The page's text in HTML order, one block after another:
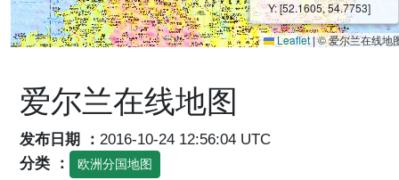
Y: [52.1605, 54.7753]
Leaflet|© 爱尔兰在线地
爱尔兰在线地图
发布日期 ： 2016-10-24 12:56:04 UTC
分类 ：
欧洲分国地图